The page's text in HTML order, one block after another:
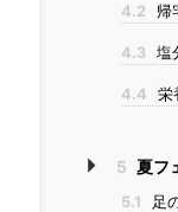
4.2 帰
4.3 塩
4.4 栄
5 夏フ
5.1 足